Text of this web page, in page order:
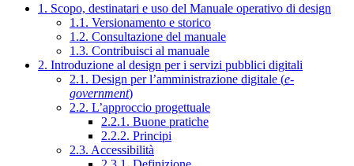
1. Scopo, destinatari e uso del Manuale operativo di design
1.1. Versionamento e storico
1.2. Consultazione del manuale
1.3. Contribuisci al manuale
2. Introduzione al design per i servizi pubblici digitali
2.1. Design per l’amministrazione digitale (e-
government)
2.2. L’approccio progettuale
2.2.1. Buone pratiche
2.2.2. Principi
2.3. Accessibilità